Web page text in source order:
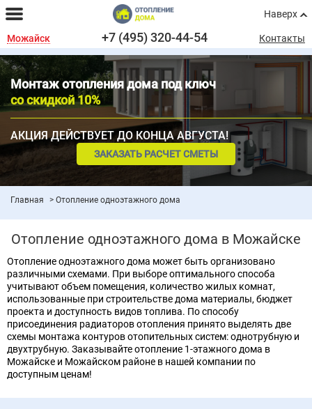
Наверх
Можайск +7 (495) 320-44-54 Контакты
Монтаж отопления дома под ключ
со скидкой 10%
АКЦИЯ ДЕЙСТВУЕТ ДО КОНЦА АВГУСТА!
ЗАКАЗАТЬ РАСЧЕТ СМЕТЫ
Главная Отопление одноэтажного дома
Отопление одноэтажного дома в Можайске
Отопление одноэтажного дома может быть организовано
различными схемами. При выборе оптимального способа
учитывают объем помещения, количество жилых комнат,
использованные при строительстве дома материалы, бюджет
проекта и доступность видов топлива. По способу
присоединения радиаторов отопления принято выделять две
схемы монтажа контуров отопительных систем: однотрубную и
двухтрубную. Заказывайте отопление 1-этажного дома в
Можайске и Можайском районе в нашей компании по
доступным ценам!